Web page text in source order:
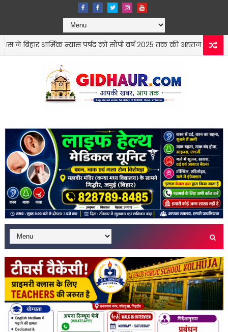
न्यास पर्षद को सौंपी वर्ष 2025 तक की अद्यतन रिपोर्ट सोनो